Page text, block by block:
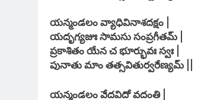
యన్మండలం వ్యాధివినాశదక్షం |
యదృగ్యజుః సామసు సంప్రగీతమ్ |
ప్రకాశితం యేన చ భూర్భువః స్వః |
పునాతు మాం తత్సవితుర్వరేణ్యమ్ ||
యన్మండలం వేదవిదో వదంతి |